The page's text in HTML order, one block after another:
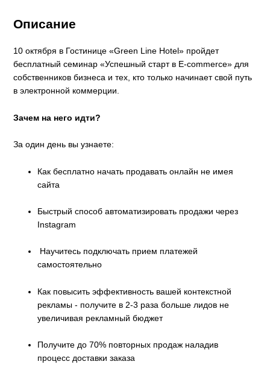
Описание
10 октября в Гостинице «Green Line Hotel» пройдет
бесплатный семинар «Успешный старт в E-commerce» для
собственников бизнеса и тех, кто только начинает свой путь
в электронной коммерции.
Зачем на него идти?
За один день вы узнаете:
Как бесплатно начать продавать онлайн не имея
сайта
Быстрый способ автоматизировать продажи через
Instagram
Научитесь подключать прием платежей
самостоятельно
Как повысить эффективность вашей контекстной
рекламы - получите в 2-3 раза больше лидов не
увеличивая рекламный бюджет
Получите до 70% повторных продаж наладив
процесс доставки заказа